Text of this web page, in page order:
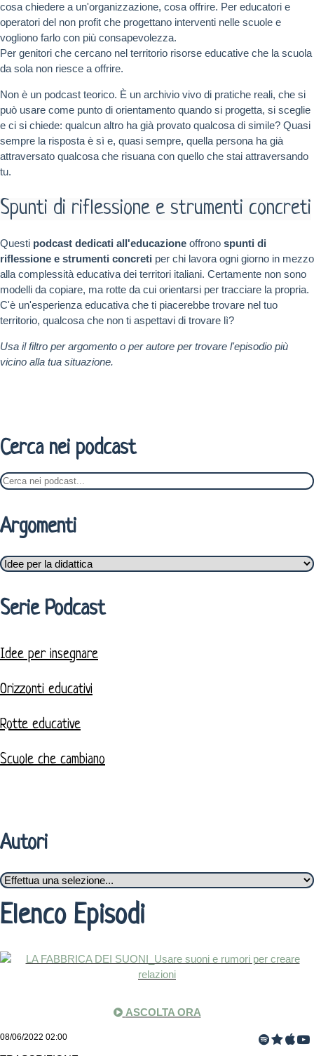
cosa chiedere a un'organizzazione, cosa offrire. Per educatori e
operatori del non profit che progettano interventi nelle scuole e
vogliono farlo con più consapevolezza.
Per genitori che cercano nel territorio risorse educative che la scuola
da sola non riesce a offrire.
Non è un podcast teorico. È un archivio vivo di pratiche reali, che si
può usare come punto di orientamento quando si progetta, si sceglie
e ci si chiede: qualcun altro ha già provato qualcosa di simile? Quasi
sempre la risposta è sì e, quasi sempre, quella persona ha già
attraversato qualcosa che risuana con quello che stai attraversando
tu.
Spunti di riflessione e strumenti concreti
Questi podcast dedicati all'educazione offrono spunti di
riflessione e strumenti concreti per chi lavora ogni giorno in mezzo
alla complessità educativa dei territori italiani. Certamente non sono
modelli da copiare, ma rotte da cui orientarsi per tracciare la propria.
C'è un'esperienza educativa che ti piacerebbe trovare nel tuo
territorio, qualcosa che non ti aspettavi di trovare lì?
Usa il filtro per argomento o per autore per trovare l'episodio più
vicino alla tua situazione.
Cerca nei podcast
Argomenti
Serie Podcast
Idee per insegnare
Orizzonti educativi
Rotte educative
Scuole che cambiano
Autori
Elenco Episodi
ASCOLTA ORA
08/06/2022 02:00